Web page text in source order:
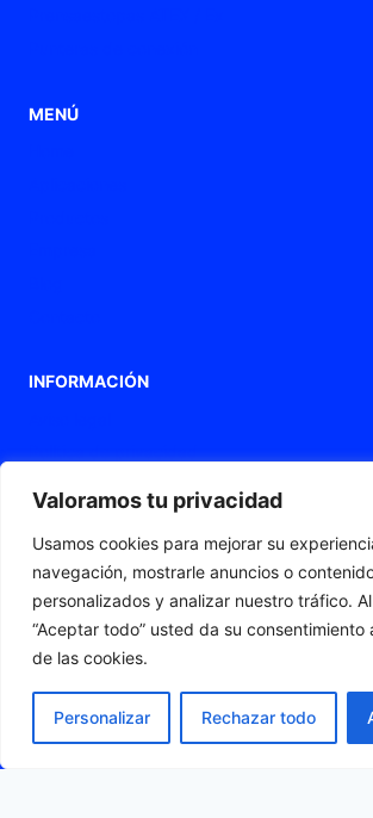
Valoramos tu privacidad
Usamos cookies para mejorar su
navegación, mostrarle anuncios o
personalizados y analizar nuestro tráfico.
“Aceptar todo” usted da su consentimiento
de las cookies.
Personalizar Rechazar todo
MENÚ
INFORMACIÓN
Declaración de accesibilidad
Mapa web
© 2026 Fleximat